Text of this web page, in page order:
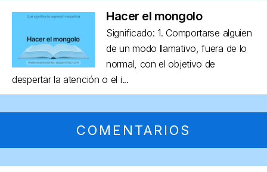
Hacer el mongolo
Significado: 1. Comportarse alguien
de un modo llamativo, fuera de lo
normal, con el objetivo de
despertar la atención o el i...
COMENTARIOS